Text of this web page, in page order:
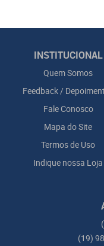
INSTITUCIONAL
Quem Somos
Feedback /
Fale Conosco
Mapa do Site
Termos de Uso
Indique nossa Loja
(19)